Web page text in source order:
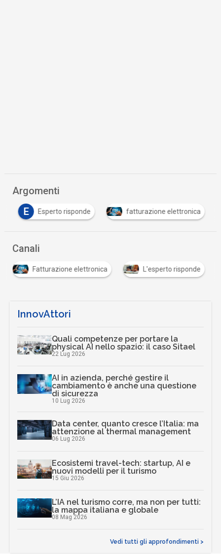
Argomenti
E Esperto risponde fatturazione elettronica
Canali
Fatturazione elettronica L'esperto risponde
InnovAttori
Quali competenze per portare la
physical AI nello spazio: il caso Sitael
22 Lug 2026
AI in azienda, perché gestire il
cambiamento è anche una questione
di sicurezza
10 Lug 2026
Data center, quanto cresce l’Italia: ma
attenzione al thermal management
06 Lug 2026
Ecosistemi travel-tech: startup, AI e
nuovi modelli per il turismo
15 Giu 2026
L’IA nel turismo corre, ma non per tutti:
la mappa italiana e globale
08 Mag 2026
Vedi tutti gli approfondimenti >